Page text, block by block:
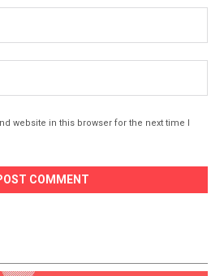
website in this browser for the next time I